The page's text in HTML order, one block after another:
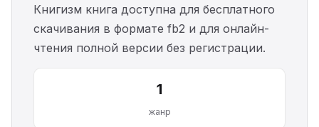
Книгизм книга доступна для бесплатного
скачивания в формате fb2 и для онлайн-
чтения полной версии без регистрации.
1
жанр